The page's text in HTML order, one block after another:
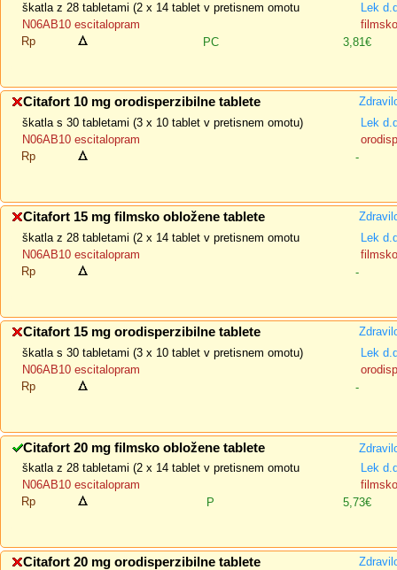
škatla z 28 tabletami (2 x 14 tablet v pretisnem omotu
Lek
N06AB10 escitalopram
Rp
PC 3,81€
Citafort 10 mg orodisperzibilne tablete
škatla s 30 tabletami (3 x 10 tablet v pretisnem omotu)
Lek
N06AB10 escitalopram
Rp
-
Citafort 15 mg filmsko obložene tablete
škatla z 28 tabletami (2 x 14 tablet v pretisnem omotu
Lek
N06AB10 escitalopram
Rp
-
Citafort 15 mg orodisperzibilne tablete
škatla s 30 tabletami (3 x 10 tablet v pretisnem omotu)
Lek
N06AB10 escitalopram
Rp
-
Citafort 20 mg filmsko obložene tablete
škatla z 28 tabletami (2 x 14 tablet v pretisnem omotu
Lek
N06AB10 escitalopram
Rp
P 5,73€
Citafort 20 mg orodisperzibilne tablete